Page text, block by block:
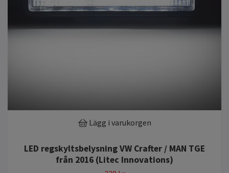
Lägg i varukorgen
LED regskyltsbelysning VW Crafter / MAN TGE
från 2016 (Litec Innovations)